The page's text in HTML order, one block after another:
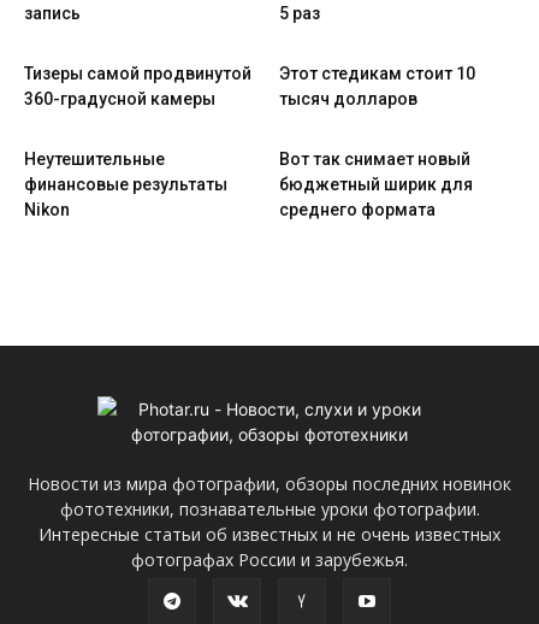
запись
5 раз
Тизеры самой продвинутой
360-градусной камеры
Этот стедикам стоит 10
тысяч долларов
Неутешительные
финансовые результаты
Nikon
Вот так снимает новый
бюджетный ширик для
среднего формата
Новости из мира фотографии, обзоры последних новинок
фототехники, познавательные уроки фотографии.
Интересные статьи об известных и не очень известных
фотографах России и зарубежья.